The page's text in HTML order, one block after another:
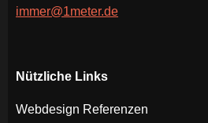
immer@1meter.de
Nützliche Links
Webdesign Referenzen